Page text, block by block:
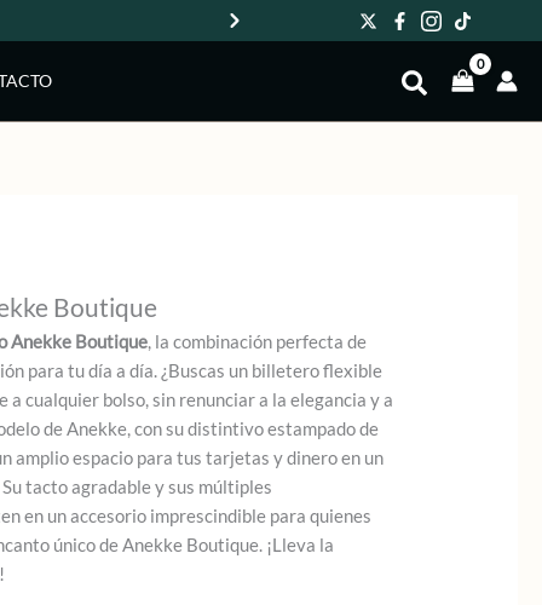
Boutique
Anekke Boutique, la combinación perfecta de
para tu día a día. ¿Buscas un billetero flexible
a cualquier bolso, sin renunciar a la elegancia y a
de Anekke, con su distintivo estampado de
amplio espacio para tus tarjetas y dinero en un
tacto agradable y sus múltiples
en un accesorio imprescindible para quienes
único de Anekke Boutique. ¡Lleva la